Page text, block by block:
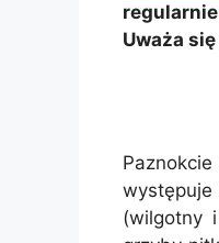
Uważa
(wilgotny